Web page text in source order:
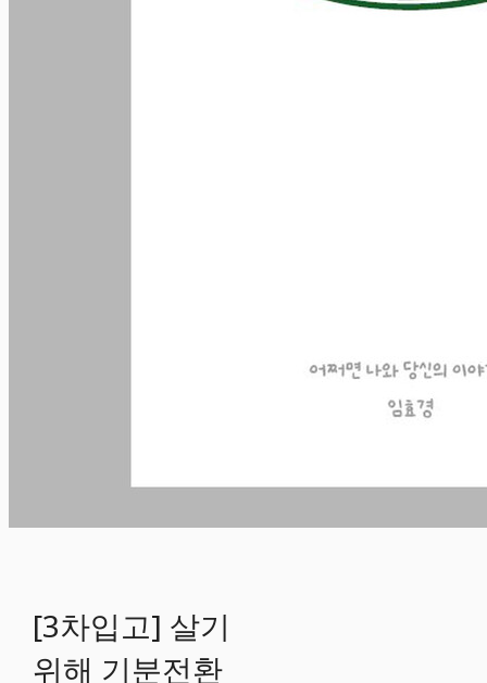
[3차입고] 살기
위해 기분전환